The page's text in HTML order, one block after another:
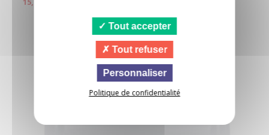
Ajouter au panier
Tout accepter
Tout refuser
Personnaliser
Politique de confidentialité